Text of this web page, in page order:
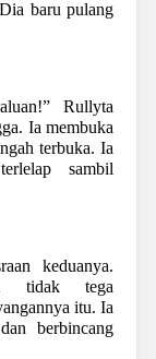
baru pulang
Rullyta
Ia membuka
terbuka. Ia
sambil
keduanya.
tidak tega
itu. Ia
berbincang